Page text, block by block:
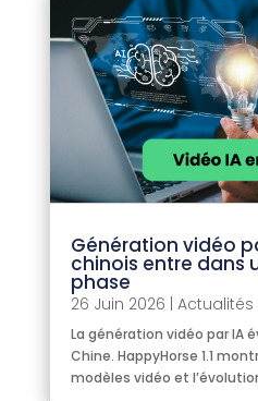
Génération vidéo
chinois entre dans
phase
26 Juin 2026 Actualités
La génération vidéo par IA
Chine. HappyHorse 1.1
modèles vidéo et